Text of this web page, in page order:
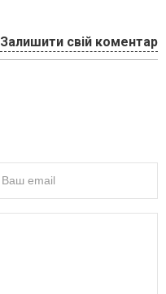
Залишити свій коментар